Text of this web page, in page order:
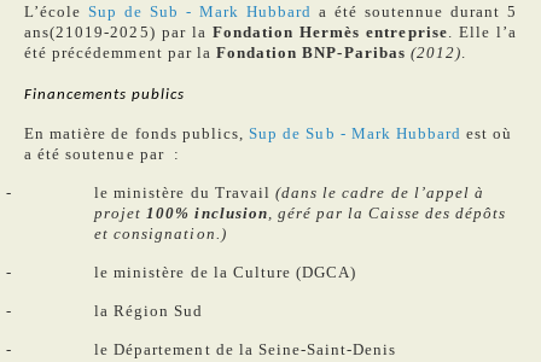
L’écoleSup de Sub - Mark Hubbard a été soutennue durant 5
ans(21019-2025) par la Fondation Hermès entreprise . Elle l’a
été précédemment par la Fondation BNP-Paribas (2012)
Financements publics
En matière de fonds publics,Sup de Sub - Mark Hubbard est où
a été soutenue par :
le ministère du Travail (dans le cadre de l’appel à
projet 100% inclusion , géré par la Caisse des dépôts
et consignation.)
le ministère de la Culture (DGCA)
la Région Sud
le Département de la Seine-Saint-Denis